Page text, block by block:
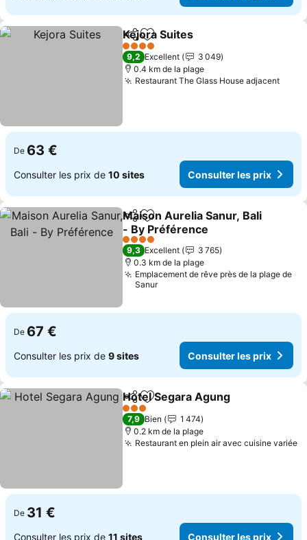
PartagerAjouter à mes favoris
Kejora Suites
4 Étoiles
9,2 Excellent
3 049
0.4 km de la plage
Restaurant The Glass House adjacent
De 63 €
Consulter les prix de 10 sites Consulter les prix
PartagerAjouter à mes favoris
Maison Aurelia Sanur, Bali
- By Préférence
4 Étoiles
9,3 Excellent
3 765
0.3 km de la plage
Emplacement de rêve près de la plage de
Sanur
De 67 €
Consulter les prix de 9 sites Consulter les prix
PartagerAjouter à mes favoris
Hotel Segara Agung
3 Étoiles
7,9 Bien
1 474
0.2 km de la plage
Restaurant en plein air avec cuisine variée
De 31 €
Consulter les prix de 11 sites Consulter les prix